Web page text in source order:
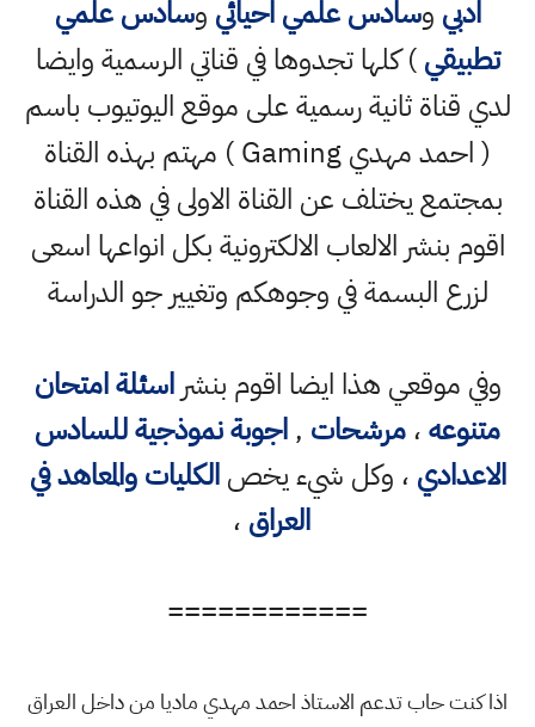
ادبي وسادس علمي احيائي وسادس علمي
تطبيقي) كلها تجدوها في قناتي الرسمية وايضا
لدي قناة ثانية رسمية على موقع اليوتيوب باسم
( احمد مهدي Gaming ) مهتم بهذه القناة
بمجتمع يختلف عن القناة الاولى في هذه القناة
اقوم بنشر الالعاب الالكترونية بكل انواعها اسعى
لزرع البسمة في وجوهكم وتغيير جو الدراسة
وفي موقعي هذا ايضا اقوم بنشراسئلة امتحان
متنوعه،مرشحات ,اجوبة نموذجية للسادس
الاعدادي ، وكل شيء يخصالكليات والمعاهد في
العراق ،
============
اذا كنت حاب تدعم الاستاذ احمد مهدي ماديا من داخل العراق